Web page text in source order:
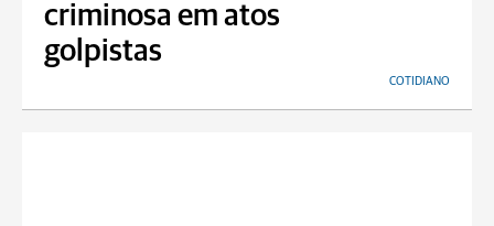
criminosa em atos
golpistas
COTIDIANO